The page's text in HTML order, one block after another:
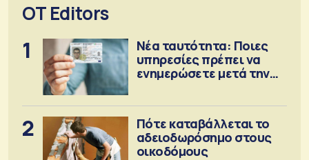
OT Editors
1
Νέα ταυτότητα: Ποιες
υπηρεσίες πρέπει να
ενημερώσετε μετά την
2
Πότε καταβάλλεται το
αδειοδωρόσημο στους
οικοδόμους